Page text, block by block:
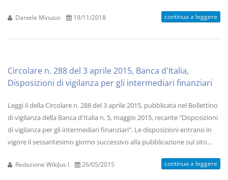
Daniele Minussi 19/11/2018 continua a leggere
Circolare n. 288 del 3 aprile 2015, Banca d'Italia,
Disposizioni di vigilanza per gli intermediari finanziari
Leggi il della Circolare n. 288 del 3 aprile 2015, pubblicata nel Bollettino
di vigilanza della Banca d'Italia n. 5, maggio 2015, recante "Disposizioni
di vigilanza per gli intermediari finanziari". Le disposizioni entrano in
vigore il sessantesimo giorno successivo alla pubblicazione sul sito...
Redazione WikiJus I 26/05/2015 continua a leggere